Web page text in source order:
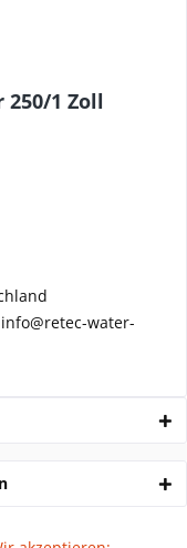
1 Zoll
water-